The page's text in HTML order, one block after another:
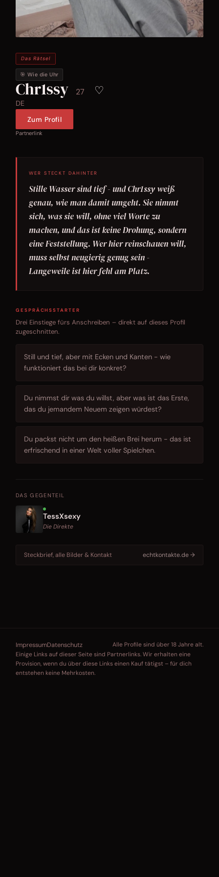
Das Rätsel
🎯 Wie die Uhr
Chr1ssy 27 ♡
DE
Zum Profil
Partnerlink
WER STECKT DAHINTER
Stille Wasser sind tief - und Chr1ssy weiß
genau, wie man damit umgeht. Sie nimmt
sich, was sie will, ohne viel Worte zu
machen, und das ist keine Drohung, sondern
eine Feststellung. Wer hier reinschauen will,
muss selbst neugierig genug sein -
Langeweile ist hier fehl am Platz.
GESPRÄCHSSTARTER
Drei Einstiege fürs Anschreiben – direkt auf dieses Profil
zugeschnitten.
Still und tief, aber mit Ecken und Kanten - wie
funktioniert das bei dir konkret?
Du nimmst dir was du willst, aber was ist das Erste,
das du jemandem Neuem zeigen würdest?
Du packst nicht um den heißen Brei herum - das ist
erfrischend in einer Welt voller Spielchen.
DAS GEGENTEIL
TessXsexy
Die Direkte
Steckbrief, alle Bilder & Kontakt echtkontakte.de →
ImpressumDatenschutz
Alle Profile sind über 18 Jahre alt.
Einige Links auf dieser Seite sind Partnerlinks. Wir erhalten eine
Provision, wenn du über diese Links einen Kauf tätigst – für dich
entstehen keine Mehrkosten.